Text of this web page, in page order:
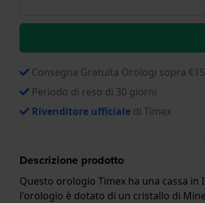
Consegna Gratuita Orologi sopra
Periodo di reso di 30 giorni
Rivenditore ufficiale di Timex
Descrizione prodotto
Questo orologio Timex ha una cassa
l'orologio è dotato di un cristallo di